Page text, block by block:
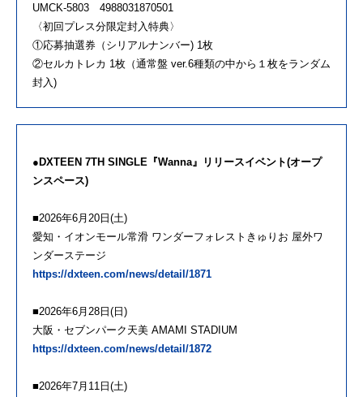
UMCK-5803 4988031870501
〈初回プレス分限定封入特典〉
①応募抽選券（シリアルナンバー) 1枚
②セルカトレカ 1枚（通常盤 ver.6種類の中から１枚をランダム
封入)
●DXTEEN 7TH SINGLE『Wanna』リリースイベント(オープ
ンスペース)
■2026年6月20日(土)
愛知・イオンモール常滑 ワンダーフォレストきゅりお 屋外ワ
ンダーステージ
https://dxteen.com/news/detail/1871
■2026年6月28日(日)
大阪・セブンパーク天美 AMAMI STADIUM
https://dxteen.com/news/detail/1872
■2026年7月11日(土)